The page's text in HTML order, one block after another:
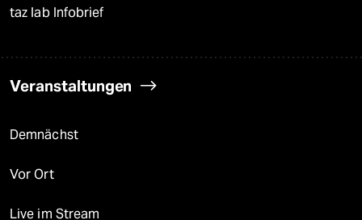
taz lab Infobrief
Veranstaltungen
Demnächst
Vor Ort
Live im Stream